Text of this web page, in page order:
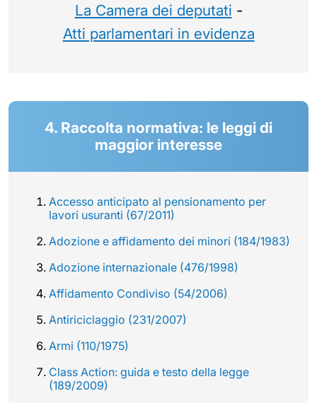
La Camera dei deputati -
Atti parlamentari in evidenza
4. Raccolta normativa: le leggi di
maggior interesse
Accesso anticipato al pensionamento per
lavori usuranti (67/2011)
Adozione e affidamento dei minori (184/1983)
Adozione internazionale (476/1998)
Affidamento Condiviso (54/2006)
Antiriciclaggio (231/2007)
Armi (110/1975)
Class Action: guida e testo della legge
(189/2009)